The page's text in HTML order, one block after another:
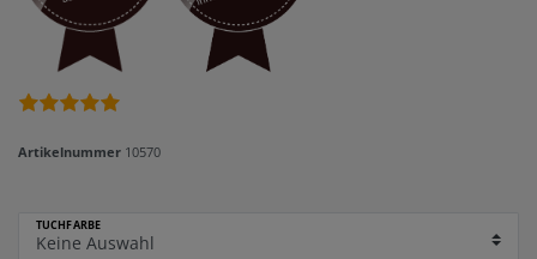
Artikelnummer 10570
TUCHFARBE